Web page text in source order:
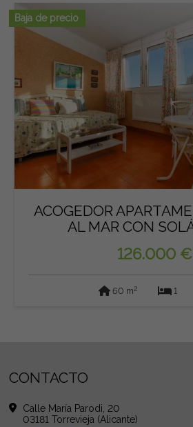
Baja de precio
ACOGEDOR
AL MAR CON
126.000 €
60 m2 1
CONTACTO
Calle María Parodi, 20
03181 Torrevieja (Alicante)